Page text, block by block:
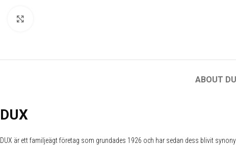
ABOUT
DUX
DUX är ett familjeägt företag som grundades 1926 och har sedan dess blivit